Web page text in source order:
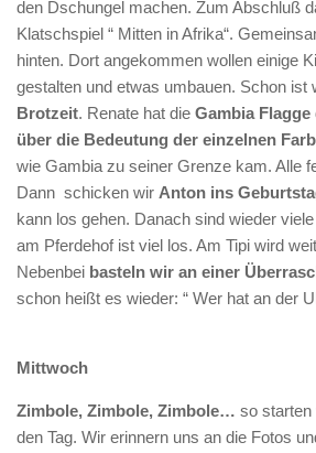
den Dschungel machen. Zum Abschluß
Klatschspiel “ Mitten in Afrika“.
hinten. Dort angekommen wollen einige
gestalten und etwas umbauen. Schon ist
Brotzeit. Renate hat die Gambia Flagge
über die Bedeutung der einzelnen
wie Gambia zu seiner Grenze kam. Alle
Dann schicken wir Anton ins
kann los gehen. Danach sind wieder
am Pferdehof ist viel los. Am Tipi wird
Nebenbei basteln wir an einer
schon heißt es wieder: “ Wer hat an der
Mittwoch
Zimbole, Zimbole, Zimbole… so starten
den Tag. Wir erinnern uns an die Fotos